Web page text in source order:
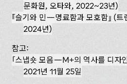
문화원, 오타와, 2022~23년)
슬기와 민—명료함과 모호함 (트
2024년)
참고:
「스냅숏 모음—M+의 역사를 디자
2021년 11월 25일